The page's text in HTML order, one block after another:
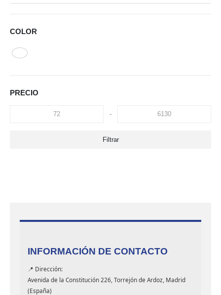
COLOR
PRECIO
-
Filtrar
INFORMACIÓN DE CONTACTO
📍 Dirección:
Avenida de la Constitución 226, Torrejón de Ardoz, Madrid
(España)